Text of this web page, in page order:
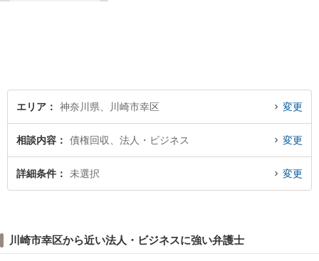
エリア 神奈川県、川崎市幸区 変更
相談内容 債権回収、法人・ビジネス 変更
詳細条件 未選択 変更
川崎市幸区から近い法人・ビジネスに強い弁護士